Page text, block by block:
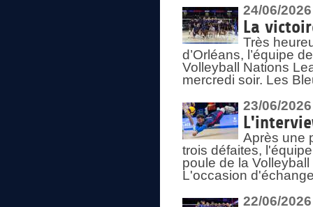
24/06/2026
La
Très
d’Orléans, l’équipe
Volleyball Nations
mercredi soir. Les
23/06/2026
Après une
trois défaites,
poule de la
L'occasion
22/06/2026